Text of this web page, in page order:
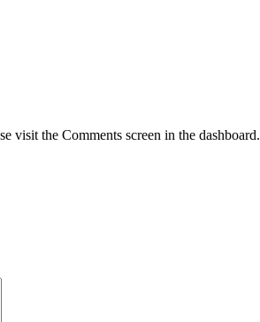
visit the Comments screen in the dashboard.